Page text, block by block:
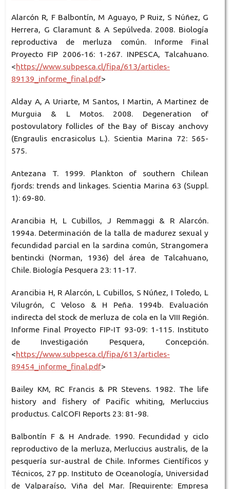
Alarcón R, F Balbontín, M Aguayo, P Ruiz, S Núñez, G
Herrera, G Claramunt & A Sepúlveda. 2008. Biología
reproductiva de merluza común. Informe Final
Proyecto FIP 2006-16: 1-267. INPESCA, Talcahuano.
<https://www.subpesca.cl/fipa/613/articles-
89139_informe_final.pdf>
Alday A, A Uriarte, M Santos, I Martin, A Martinez de
Murguia & L Motos. 2008. Degeneration of
postovulatory follicles of the Bay of Biscay anchovy
(Engraulis encrasicolus L.). Scientia Marina 72: 565-
575.
Antezana T. 1999. Plankton of southern Chilean
fjords: trends and linkages. Scientia Marina 63 (Suppl.
1): 69-80.
Arancibia H, L Cubillos, J Remmaggi & R Alarcón.
1994a. Determinación de la talla de madurez sexual y
fecundidad parcial en la sardina común, Strangomera
bentincki (Norman, 1936) del área de Talcahuano,
Chile. Biología Pesquera 23: 11-17.
Arancibia H, R Alarcón, L Cubillos, S Núñez, I Toledo, L
Vilugrón, C Veloso & H Peña. 1994b. Evaluación
indirecta del stock de merluza de cola en la VIII Región.
Informe Final Proyecto FIP-IT 93-09: 1-115. Instituto
de Investigación Pesquera, Concepción.
<https://www.subpesca.cl/fipa/613/articles-
89454_informe_final.pdf>
Bailey KM, RC Francis & PR Stevens. 1982. The life
history and fishery of Pacific whiting, Merluccius
productus. CalCOFI Reports 23: 81-98.
Balbontín F & H Andrade. 1990. Fecundidad y ciclo
reproductivo de la merluza, Merluccius australis, de la
pesquería sur-austral de Chile. Informes Científicos y
Técnicos, 27 pp. Instituto de Oceanología, Universidad
de Valparaíso, Viña del Mar. [Requirente: Empresa